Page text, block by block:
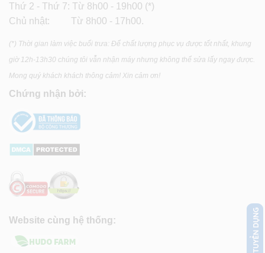
Thứ 2 - Thứ 7: Từ 8h00 - 19h00 (*)
Chủ nhật: Từ 8h00 - 17h00.
(*) Thời gian làm việc buổi trưa: Để chất lượng phục vụ được tốt nhất, khung
giờ 12h-13h30 chúng tôi vẫn nhận máy nhưng không thể sửa lấy ngay được.
Mong quý khách khách thông cảm! Xin cảm ơn!
Chứng nhận bởi:
Website cùng hệ thống: